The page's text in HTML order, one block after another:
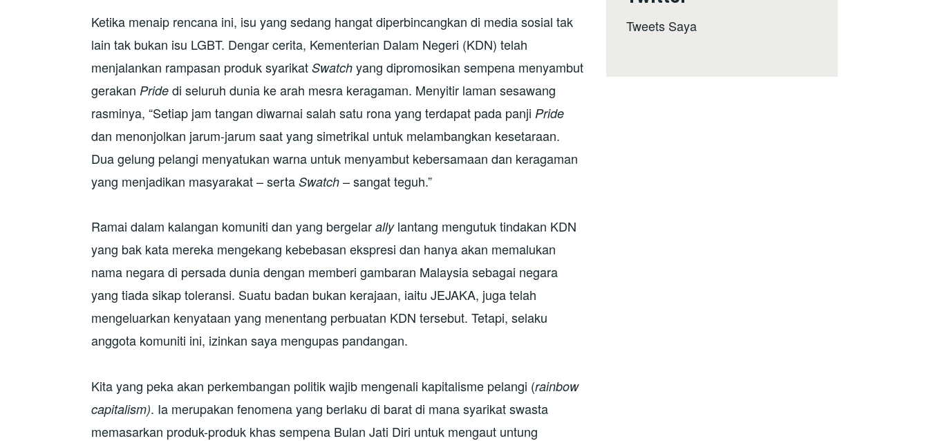
Ketika menaip rencana ini, isu yang sedang hangat diperbincangkan di media sosial tak
lain tak bukan isu LGBT. Dengar cerita, Kementerian Dalam Negeri (KDN) telah
menjalankan rampasan produk syarikat Swatch yang dipromosikan sempena menyambut
gerakan Pride di seluruh dunia ke arah mesra keragaman. Menyitir laman sesawang
rasminya, “Setiap jam tangan diwarnai salah satu rona yang terdapat pada panji Pride
dan menonjolkan jarum-jarum saat yang simetrikal untuk melambangkan kesetaraan.
Dua gelung pelangi menyatukan warna untuk menyambut kebersamaan dan keragaman
yang menjadikan masyarakat – serta Swatch – sangat teguh.”
Ramai dalam kalangan komuniti dan yang bergelar ally lantang mengutuk tindakan KDN
yang bak kata mereka mengekang kebebasan ekspresi dan hanya akan memalukan
nama negara di persada dunia dengan memberi gambaran Malaysia sebagai negara
yang tiada sikap toleransi. Suatu badan bukan kerajaan, iaitu JEJAKA, juga telah
mengeluarkan kenyataan yang menentang perbuatan KDN tersebut. Tetapi, selaku
anggota komuniti ini, izinkan saya mengupas pandangan.
Kita yang peka akan perkembangan politik wajib mengenali kapitalisme pelangi (rainbow
capitalism). Ia merupakan fenomena yang berlaku di barat di mana syarikat swasta
memasarkan produk-produk khas sempena Bulan Jati Diri untuk mengaut untung
Tweets Saya